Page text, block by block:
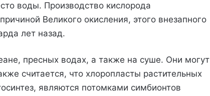
воды. Производство кислорода
Великого окисления, этого внезапного
лет назад.
пресных водах, а также на суше. Они могут
считается, что хлоропласты растительных
являются потомками симбионтов